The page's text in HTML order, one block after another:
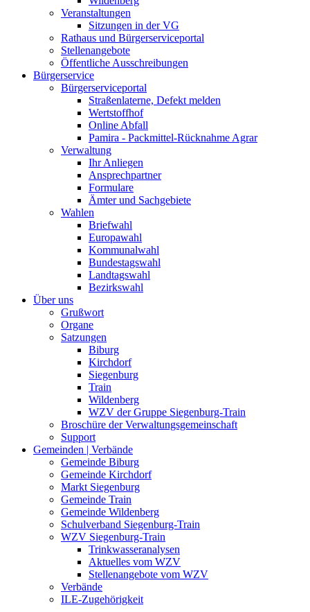
Veranstaltungen
Sitzungen in der VG
Rathaus und Bürgerserviceportal
Stellenangebote
Öffentliche Ausschreibungen
Bürgerservice
Bürgerserviceportal
Straßenlaterne, Defekt melden
Wertstoffhof
Online Abfall
Pamira - Packmittel-Rücknahme Agrar
Verwaltung
Ihr Anliegen
Ansprechpartner
Formulare
Ämter und Sachgebiete
Wahlen
Briefwahl
Europawahl
Kommunalwahl
Bundestagswahl
Landtagswahl
Bezirkswahl
Über uns
Grußwort
Organe
Satzungen
Biburg
Kirchdorf
Siegenburg
Train
Wildenberg
WZV der Gruppe Siegenburg-Train
Broschüre der Verwaltungsgemeinschaft
Support
Gemeinden | Verbände
Gemeinde Biburg
Gemeinde Kirchdorf
Markt Siegenburg
Gemeinde Train
Gemeinde Wildenberg
Schulverband Siegenburg-Train
WZV Siegenburg-Train
Trinkwasseranalysen
Aktuelles vom WZV
Stellenangebote vom WZV
Verbände
ILE-Zugehörigkeit